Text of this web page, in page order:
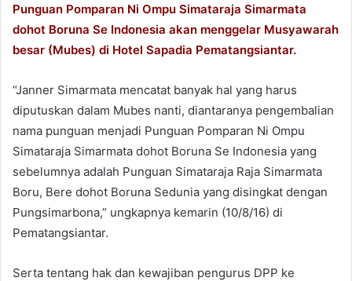
Punguan Pomparan Ni Ompu Simataraja Simarmata
dohot Boruna Se Indonesia akan menggelar Musyawarah
besar (Mubes) di Hotel Sapadia Pematangsiantar.
“Janner Simarmata mencatat banyak hal yang harus
diputuskan dalam Mubes nanti, diantaranya pengembalian
nama punguan menjadi Punguan Pomparan Ni Ompu
Simataraja Simarmata dohot Boruna Se Indonesia yang
sebelumnya adalah Punguan Simataraja Raja Simarmata
Boru, Bere dohot Boruna Sedunia yang disingkat dengan
Pungsimarbona,” ungkapnya kemarin (10/8/16) di
Pematangsiantar.
Serta tentang hak dan kewajiban pengurus DPP ke